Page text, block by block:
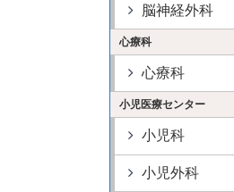
脳神経外科
心療科
心療科
小児医療センター
小児科
小児外科